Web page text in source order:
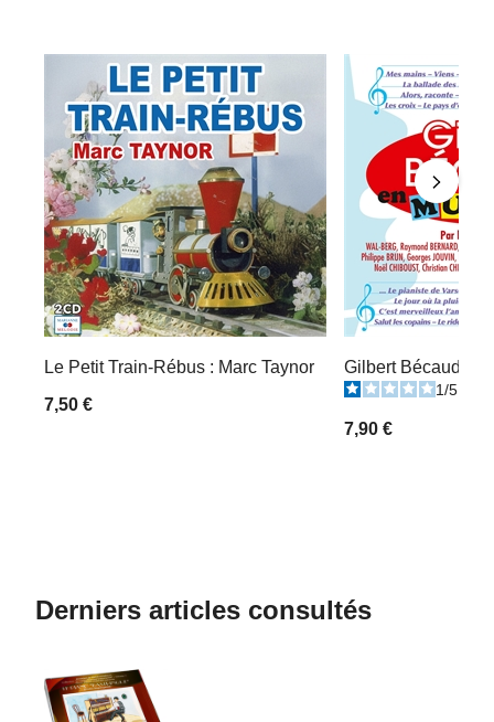
Le Petit Train-Rébus : Marc Taynor
7,50 €
Gilbert Bécaud :
1/5
7,90 €
Derniers articles consultés